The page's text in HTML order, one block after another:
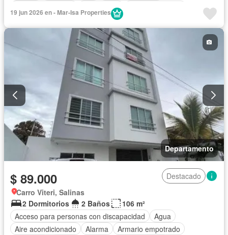
Electricidad
Gimnasio
Garita de guardianía
Conserje Sauna Seguridad
Vista panorámica
Wifi Completamente amoblado
19 jun 2026 en - Mar-Isa Properties
Departamento
$ 89.000
Destacado
Carro Viteri, Salinas
2 Dormitorios
2 Baños
106 m²
Acceso para personas con discapacidad
Agua
Aire acondicionado
Alarma
Armario empotrado